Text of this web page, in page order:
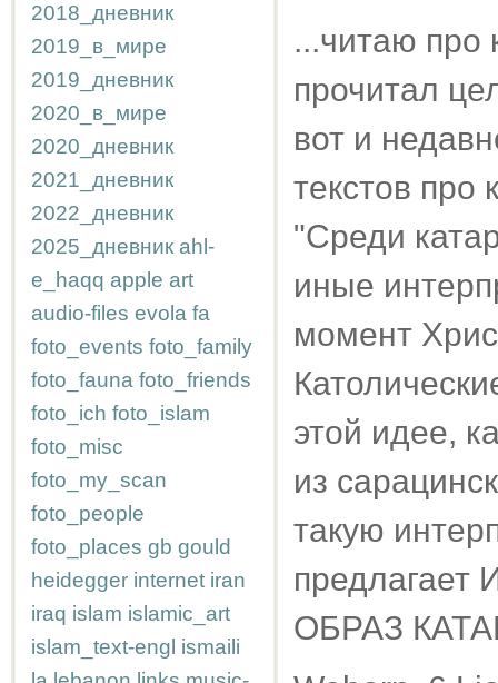
2018_дневник
2019_в_мире
2019_дневник
2020_в_мире
2020_дневник
2021_дневник
2022_дневник
2025_дневник ahl-
e_haqq apple art
audio-files evola fa
foto_events foto_family
foto_fauna foto_friends
foto_ich foto_islam
foto_misc
foto_my_scan
foto_people
foto_places gb gould
heidegger internet iran
iraq islam islamic_art
islam_text-engl ismaili
...читаю про
прочитал
вот и
текстов про
"Среди
иные
момент
этой идее,
из
такую
ОБРАЗ